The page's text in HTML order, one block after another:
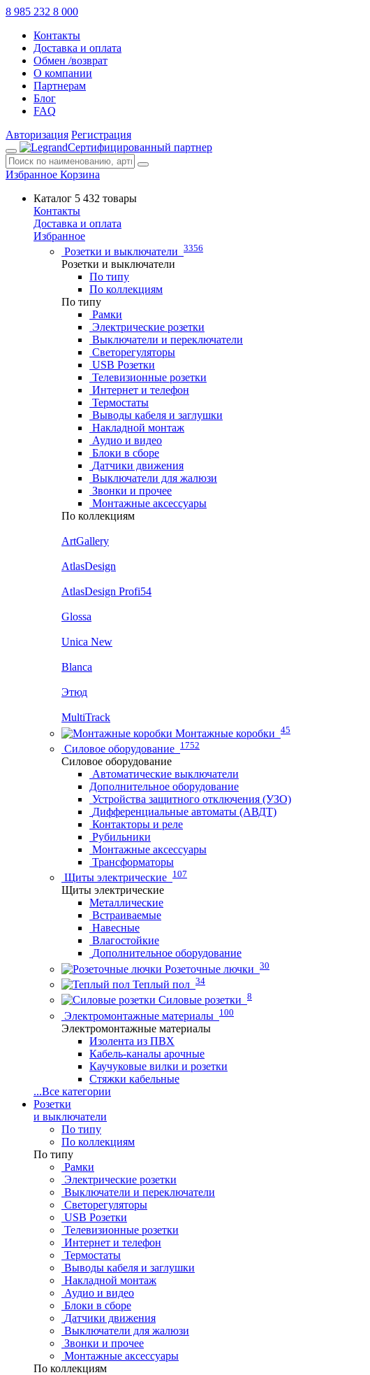
8 985 232 8 000
Контакты
Доставка и оплата
Обмен /возврат
О компании
Партнерам
Блог
FAQ
Авторизация Регистрация
Сертифицированный партнер
Избранное Корзина
Каталог 5 432 товары
Контакты
Доставка и оплата
Избранное
Розетки и выключатели 3356
Розетки и выключатели
По типу
По коллекциям
По типу
Рамки
Электрические розетки
Выключатели и переключатели
Светорегуляторы
USB Розетки
Телевизионные розетки
Интернет и телефон
Термостаты
Выводы кабеля и заглушки
Накладной монтаж
Аудио и видео
Блоки в сборе
Датчики движения
Выключатели для жалюзи
Звонки и прочее
Монтажные аксессуары
По коллекциям
ArtGallery
AtlasDesign
AtlasDesign Profi54
Glossa
Unica New
Blanca
Этюд
MultiTrack
Монтажные коробки 45
Силовое оборудование 1752
Силовое оборудование
Автоматические выключатели
Дополнительное оборудование
Устройства защитного отключения (УЗО)
Дифференциальные автоматы (АВДТ)
Контакторы и реле
Рубильники
Монтажные аксессуары
Трансформаторы
Щиты электрические 107
Щиты электрические
Металлические
Встраиваемые
Навесные
Влагостойкие
Дополнительное оборудование
Розеточные лючки 30
Теплый пол 34
Силовые розетки 8
Электромонтажные материалы 100
Электромонтажные материалы
Изолента из ПВХ
Кабель-каналы арочные
Каучуковые вилки и розетки
Стяжки кабельные
...Все категории
Розетки
и выключатели
По типу
По коллекциям
По типу
Рамки
Электрические розетки
Выключатели и переключатели
Светорегуляторы
USB Розетки
Телевизионные розетки
Интернет и телефон
Термостаты
Выводы кабеля и заглушки
Накладной монтаж
Аудио и видео
Блоки в сборе
Датчики движения
Выключатели для жалюзи
Звонки и прочее
Монтажные аксессуары
По коллекциям